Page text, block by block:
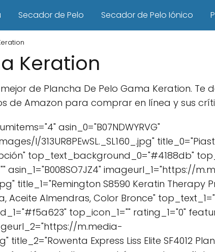
Secador de Pelo Secador de Pelo Iónico
Keration
de Plancha De Pelo Gama Keration. Te
de Amazon para comprar en línea y sus
asin_0="B07NDWYRVG"
I/313UR8PEwSL._SL160_.jpg"
top_text_background_0="#4188db"
imageurl_1="https://
title_1="Remington S8590 Keratin Therapy
Aceite Almendras, Color Bronce"
top_icon_1="" rating_1="0"
m.media-
title_2="Rowenta Express Liss Elite SF4012